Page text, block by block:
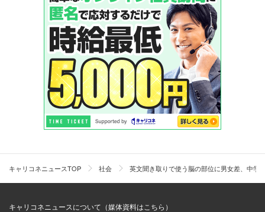
キャリコネニュースTOP 社会 英文聞き取りで使う脳の部位に男女差、中
キャリコネニュースについて（媒体資料はこちら）